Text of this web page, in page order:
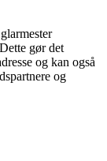
gør det
og kan også
og